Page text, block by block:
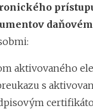
aktivovaného
s